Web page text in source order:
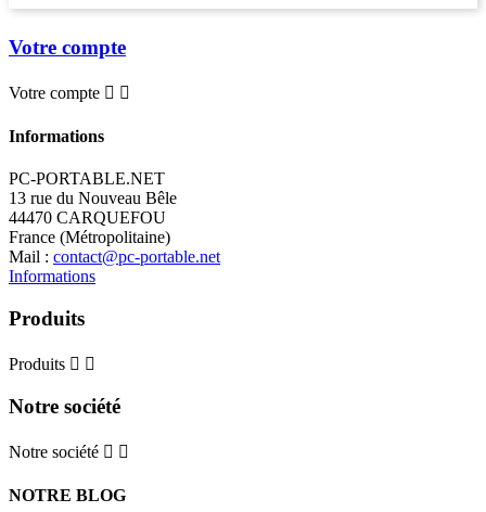
Votre compte
Votre compte  
Informations
PC-PORTABLE.NET
13 rue du Nouveau Bêle
44470 CARQUEFOU
France (Métropolitaine)
Mail : contact@pc-portable.net
Informations
Produits
Produits  
Notre société
Notre société  
NOTRE BLOG